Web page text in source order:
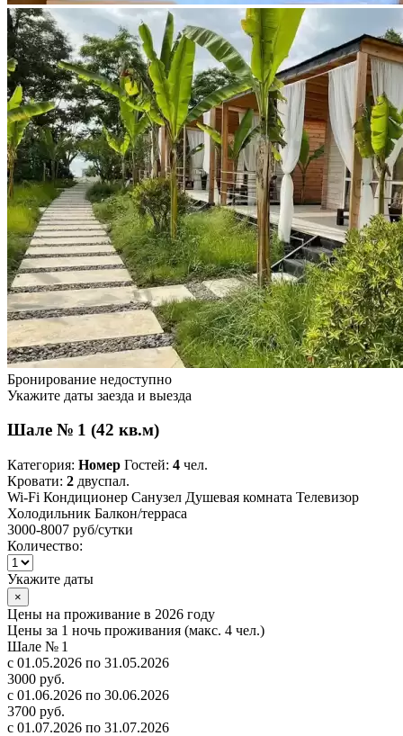
Бронирование недоступно
Укажите даты заезда и выезда
Шале № 1 (42 кв.м)
Категория: Номер Гостей: 4 чел.
Кровати: 2 двуспал.
Wi-Fi Кондиционер Санузел Душевая комната Телевизор
Холодильник Балкон/терраса
3000-8007 руб/сутки
Количество:
Укажите даты
×
Цены на проживание в 2026 году
Цены за 1 ночь проживания (макс. 4 чел.)
Шале № 1
с 01.05.2026 по 31.05.2026
3000 руб.
с 01.06.2026 по 30.06.2026
3700 руб.
с 01.07.2026 по 31.07.2026